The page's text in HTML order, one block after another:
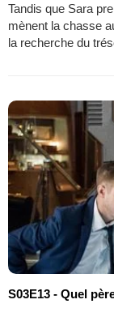
Tandis que Sara
mènent la chasse
la recherche du
S03E13 - Quel